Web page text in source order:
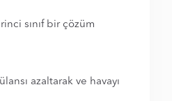
sınıf bir çözüm
azaltarak ve havayı